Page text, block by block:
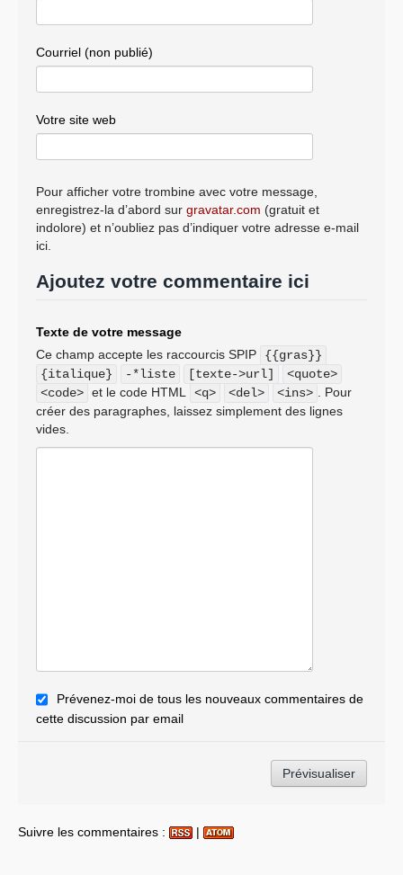
Courriel (non publié)
Votre site web
Pour afficher votre trombine avec votre message,
enregistrez-la d’abord sur gravatar.com (gratuit et
indolore) et n’oubliez pas d’indiquer votre adresse e-mail
ici.
Ajoutez votre commentaire ici
Texte de votre message
Ce champ accepte les raccourcis SPIP
{{gras}}
{italique}
-*liste [texte->url]
<quote>
<code> et le code HTML <q> <del> <ins>
. Pour
créer des paragraphes, laissez simplement des lignes
vides.
Prévenez-moi de tous les nouveaux commentaires de
cette discussion par email
Suivre les commentaires : |